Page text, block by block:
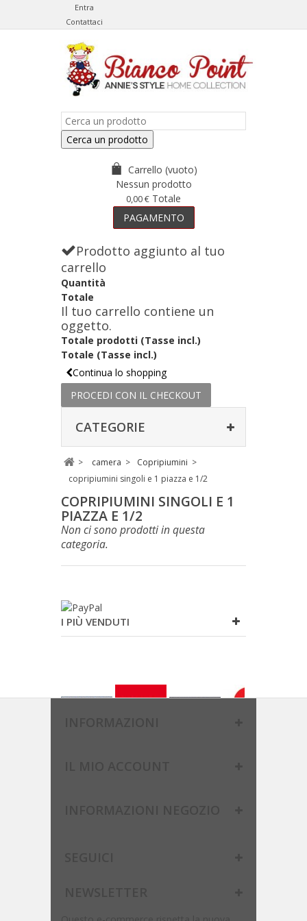
Entra
Contattaci
Cerca un prodotto
Carrello (vuoto)
Nessun prodotto
0,00 € Totale
PAGAMENTO
Prodotto aggiunto al tuo
carrello
Quantità
Totale
Il tuo carrello contiene un
oggetto.
Totale prodotti (Tasse incl.)
Totale (Tasse incl.)
Continua lo shopping
PROCEDI CON IL CHECKOUT
CATEGORIE
> camera > Copripiumini >
copripiumini singoli e 1 piazza e 1/2
COPRIPIUMINI SINGOLI E 1
PIAZZA E 1/2
Non ci sono prodotti in questa
categoria.
I PIÙ VENDUTI